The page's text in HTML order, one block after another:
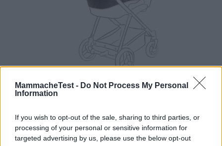
MammacheTest - Do Not Process My Personal
Information
If you wish to opt-out of the sale, sharing to third parties, or
processing of your personal or sensitive information for
targeted advertising by us, please use the below opt-out
Zanzariera per Carrozzina
Giordani
10 Recensioni